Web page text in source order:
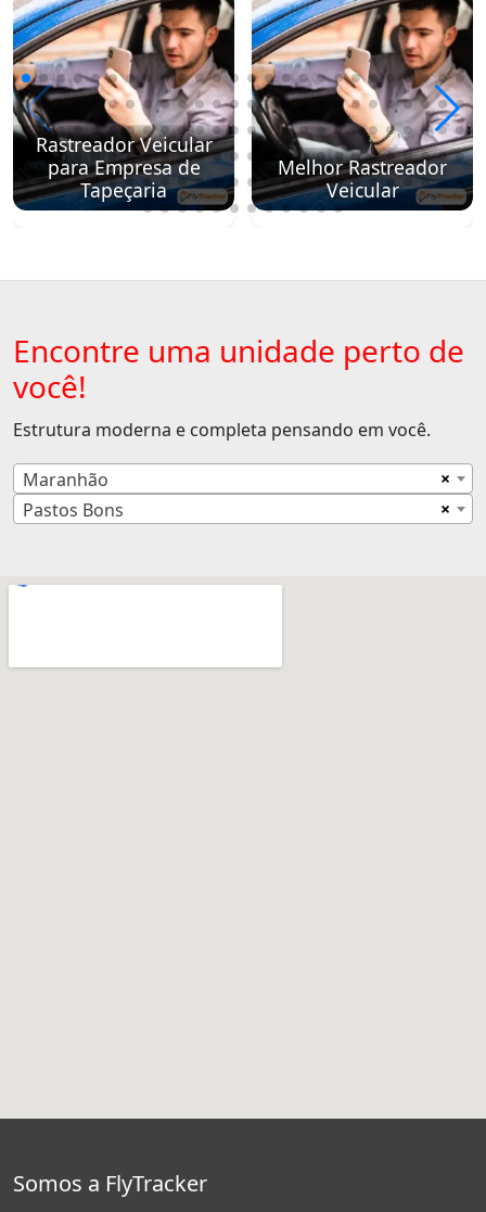
Rastreador Veicular
para Empresa de
Tapeçaria
Melhor Rastreador
Veicular
Encontre uma unidade perto de
você!
Estrutura moderna e completa pensando em você.
×
Maranhão
×
Pastos Bons
Somos a FlyTracker